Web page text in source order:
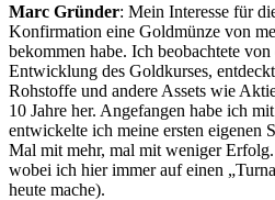
Marc Gründer: Mein Interesse für
Konfirmation eine Goldmünze von
bekommen habe. Ich beobachtete
Entwicklung des Goldkurses,
Rohstoffe und andere Assets wie
10 Jahre her. Angefangen habe ich
entwickelte ich meine ersten eigenen
Mal mit mehr, mal mit weniger
wobei ich hier immer auf einen
heute mache).